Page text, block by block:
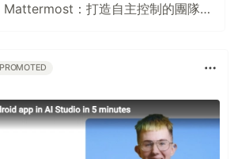
在本機安裝 Mattermost：打造自主控制的團隊通訊平台
PROMOTED